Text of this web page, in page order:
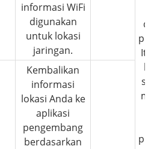
Itu
informasi WiFi
digunakan
untuk lokasi
jaringan.
Kembalikan
informasi
lokasi Anda ke
aplikasi
pengembang
berdasarkan